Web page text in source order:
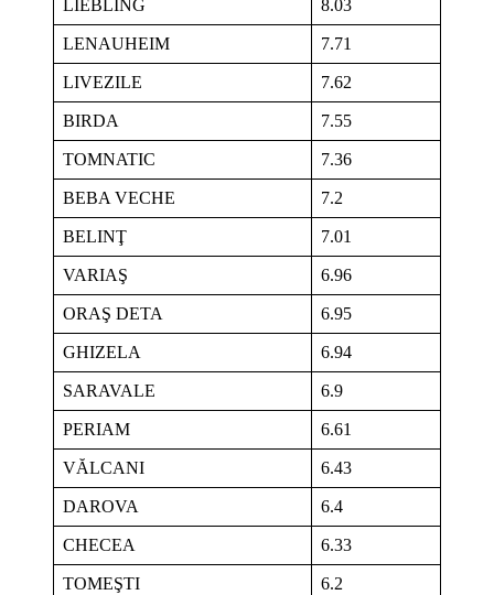
LIEBLING 8.03
LENAUHEIM 7.71
LIVEZILE 7.62
BIRDA 7.55
TOMNATIC 7.36
BEBA VECHE 7.2
BELINŢ 7.01
VARIAŞ 6.96
ORAŞ DETA 6.95
GHIZELA 6.94
SARAVALE 6.9
PERIAM 6.61
VĂLCANI 6.43
DAROVA 6.4
CHECEA 6.33
TOMEŞTI 6.2